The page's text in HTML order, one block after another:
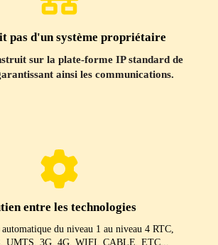
pas d'un système propriétaire
sur la plate-forme IP standard de
ainsi les communications.
entre les technologies
du niveau 1 au niveau 4 RTC,
UMTS, 3G, 4G, WIFI, CABLE, ETC...